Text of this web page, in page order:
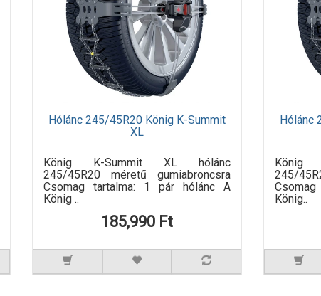
Hólánc 245/45R20 König K-Summit
XL
König K-Summit XL hólánc
245/45R20 méretű gumiabroncsra
Csomag tartalma: 1 pár hólánc A
König ..
185,990 Ft
Hólánc
König
245/
König..